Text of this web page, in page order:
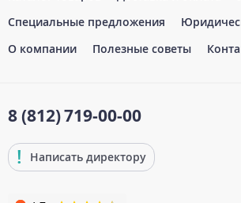
Специальные предложения
О компании
Полезные советы
8 (812)719-00-00
Написать директору